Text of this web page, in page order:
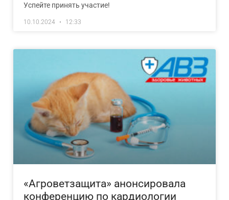
Успейте принять участие!
10.10.2024 12:33
«Агроветзащита» анонсировала
конференцию по кардиологии